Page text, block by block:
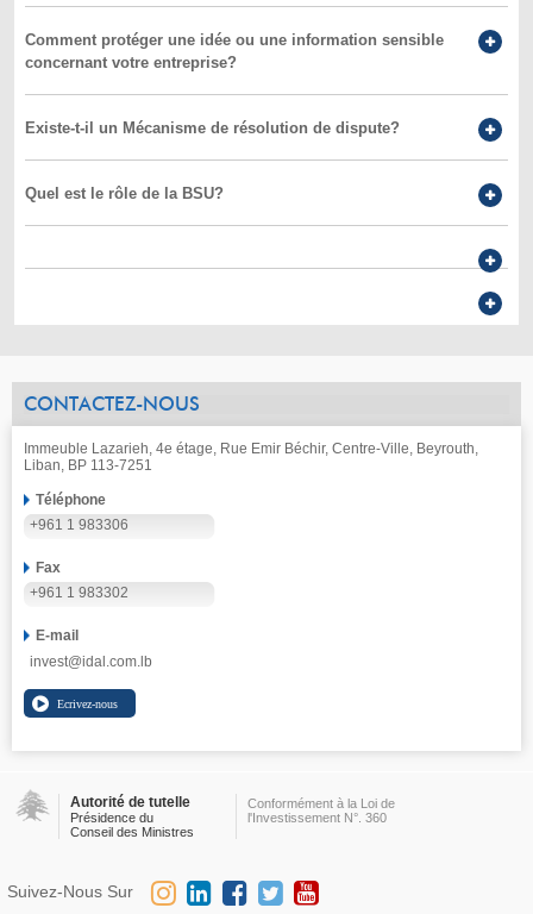
Comment protéger une idée ou une information sensible
concernant votre entreprise?
Existe-t-il un Mécanisme de résolution de dispute?
Quel est le rôle de la BSU?
CONTACTEZ-NOUS
Immeuble Lazarieh, 4e étage, Rue Emir Béchir, Centre-Ville, Beyrouth,
Liban, BP 113-7251
Téléphone
+961 1 983306
Fax
+961 1 983302
E-mail
invest@idal.com.lb
Autorité de tutelle
Présidence du
Conseil des Ministres
Conformément à la Loi de
l'Investissement N°. 360
Suivez-Nous Sur